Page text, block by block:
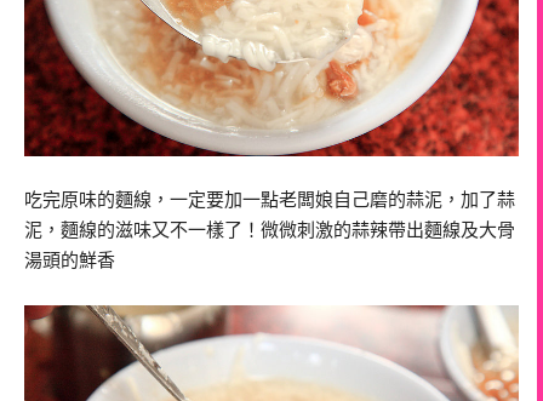
吃完原味的麵線，一定要加一點老闆娘自己磨的蒜泥，加了蒜
泥，麵線的滋味又不一樣了！微微刺激的蒜辣帶出麵線及大骨
湯頭的鮮香